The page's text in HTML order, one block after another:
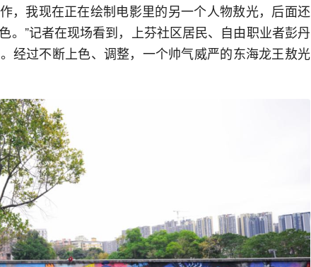
，我现在正在绘制电影里的另一个人物敖光，后面还
。”记者在现场看到，上芬社区居民、自由职业者彭丹
经过不断上色、调整，一个帅气威严的东海龙王敖光